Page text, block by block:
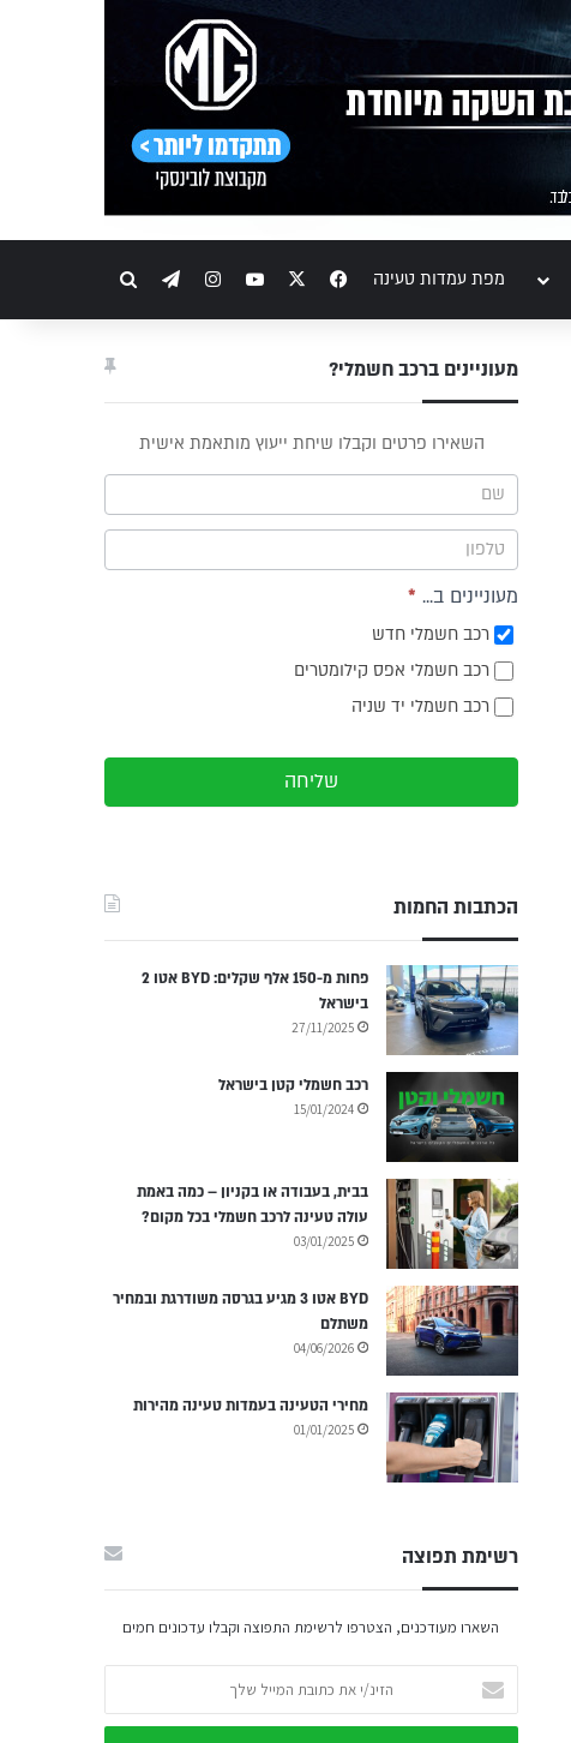
מפת עמדות טעינה Facebook
YouTube
Instagram
Telegram
חיפוש
מעוניינים ברכב חשמלי?
השאירו פרטים וקבלו שיחת ייעוץ מותאמת אישית
מעוניינים ב... *
רכב חשמלי חדש
רכב חשמלי אפס קילומטרים
רכב חשמלי יד שניה
שליחה
הכתבות החמות
פחות מ-150 אלף שקלים: BYD אטו 2
בישראל
27/11/2025
רכב חשמלי קטן בישראל
15/01/2024
בבית, בעבודה או בקניון – כמה באמת
עולה טעינה לרכב חשמלי בכל מקום?
03/01/2025
BYD אטו 3 מגיע בגרסה משודרגת ובמחיר
משתלם
04/06/2026
מחירי הטעינה בעמדות טעינה מהירות
01/01/2025
רשימת תפוצה
השארו מעודכנים, הצטרפו לרשימת התפוצה וקבלו עדכונים חמים
את
כתובת